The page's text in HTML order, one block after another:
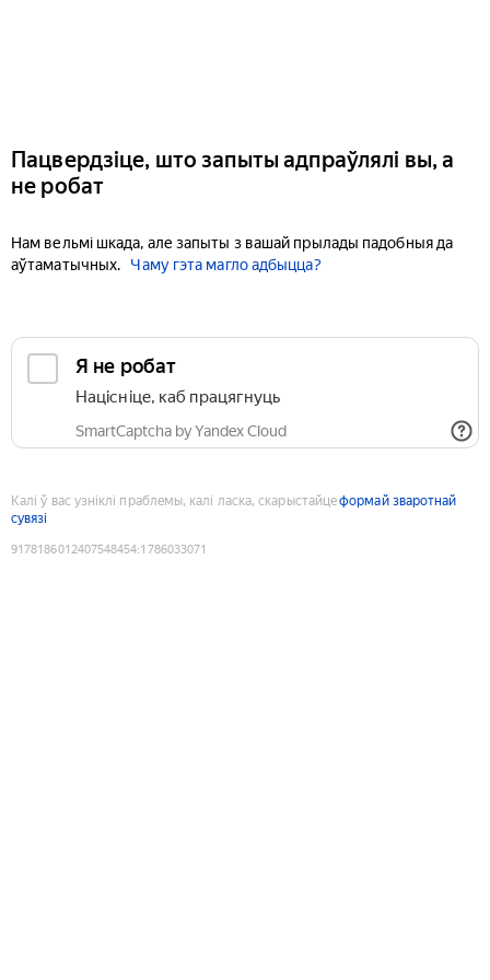
Пацвердзіце, што запыты адпраўлялі вы, а
не робат
Нам вельмі шкада, але запыты з вашай прылады падобныя да
аўтаматычных.
Чаму гэта магло адбыцца?
Я не робат
Націсніце, каб працягнуць
SmartCaptcha by Yandex Cloud
Калі ў вас узніклі праблемы, калі ласка, скарыстайцеформай зваротнай
сувязі
9178186012407548454:1786033071